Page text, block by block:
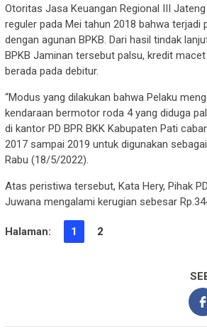
Otoritas Jasa Keuangan Regional III
reguler pada Mei tahun 2018 bahwa terjadi
dengan agunan BPKB. Dari hasil tindak
BPKB Jaminan tersebut palsu, kredit
berada pada debitur.
“Modus yang dilakukan bahwa Pelaku
kendaraan bermotor roda 4 yang diduga
di kantor PD BPR BKK Kabupaten Pati
2017 sampai 2019 untuk digunakan
Rabu (18/5/2022).
Atas peristiwa tersebut, Kata Hery, Pihak
Juwana mengalami kerugian sebesar
Halaman: 1 2